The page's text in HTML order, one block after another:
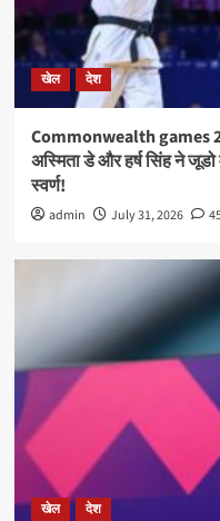
खेल देश
Commonwealth games
अस्मिता डे और हर्ष सिंह ने जूडो
स्वर्ण!
admin July 31, 2026
खेल देश